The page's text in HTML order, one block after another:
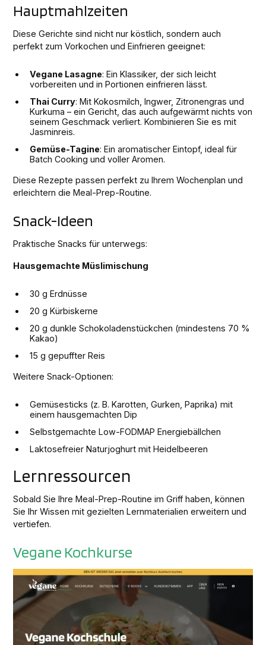
Hauptmahlzeiten
Diese Gerichte sind nicht nur köstlich, sondern auch
perfekt zum Vorkochen und Einfrieren geeignet:
Vegane Lasagne: Ein Klassiker, der sich leicht
vorbereiten und in Portionen einfrieren lässt.
Thai Curry: Mit Kokosmilch, Ingwer, Zitronengras und
Kurkuma – ein Gericht, das auch aufgewärmt nichts von
seinem Geschmack verliert. Kombinieren Sie es mit
Jasminreis.
Gemüse-Tagine: Ein aromatischer Eintopf, ideal für
Batch Cooking und voller Aromen.
Diese Rezepte passen perfekt zu Ihrem Wochenplan und
erleichtern die Meal-Prep-Routine.
Snack-Ideen
Praktische Snacks für unterwegs:
Hausgemachte Müslimischung
30 g Erdnüsse
20 g Kürbiskerne
20 g dunkle Schokoladenstückchen (mindestens 70 %
Kakao)
15 g gepuffter Reis
Weitere Snack-Optionen:
Gemüsesticks (z. B. Karotten, Gurken, Paprika) mit
einem hausgemachten Dip
Selbstgemachte Low-FODMAP Energiebällchen
Laktosefreier Naturjoghurt mit Heidelbeeren
Lernressourcen
Sobald Sie Ihre Meal-Prep-Routine im Griff haben, können
Sie Ihr Wissen mit gezielten Lernmaterialien erweitern und
vertiefen.
Vegane Kochkurse